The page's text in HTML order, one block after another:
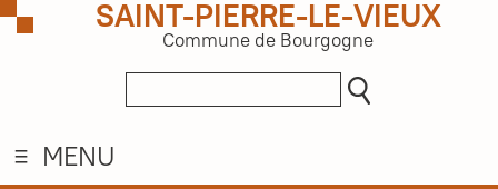
SAINT-PIERRE-LE-VIEUX
Commune de Bourgogne
MENU